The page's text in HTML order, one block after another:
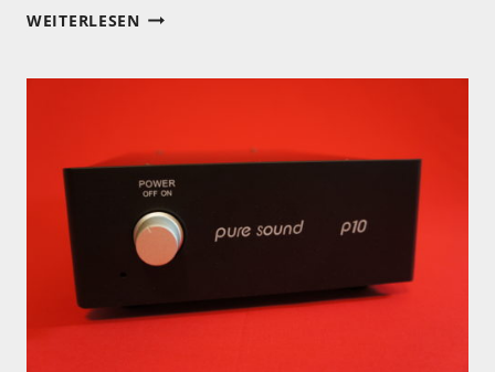
WEITERLESENROEDER
AUS
DER
BONNER
MANUFAKTUR